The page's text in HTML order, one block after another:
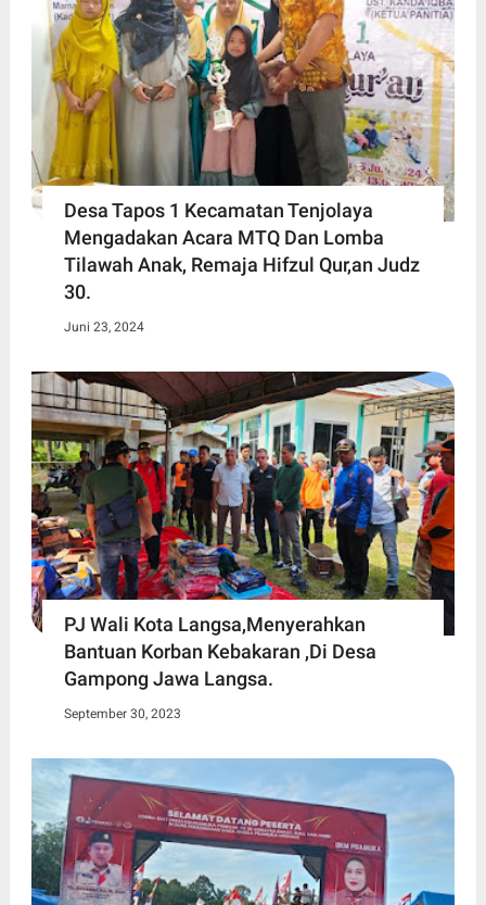
Desa Tapos 1 Kecamatan Tenjolaya
Mengadakan Acara MTQ Dan Lomba
Tilawah Anak, Remaja Hifzul Qur,an Judz
30.
Juni 23, 2024
PJ Wali Kota Langsa,Menyerahkan
Bantuan Korban Kebakaran ,Di Desa
Gampong Jawa Langsa.
September 30, 2023